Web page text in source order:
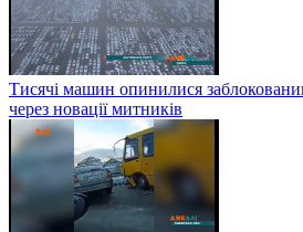
Тисячі машин опинилися
через новації митників